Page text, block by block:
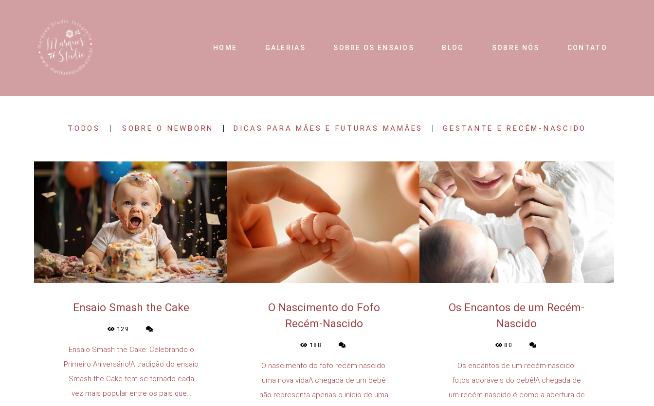
HOME GALERIAS SOBRE OS ENSAIOS BLOG SOBRE NÓS CONTATO
TODOS SOBRE O NEWBORN DICAS PARA MÃES E FUTURAS MAMÃES GESTANTE E RECÉM-NASCIDO
Ensaio Smash the Cake
129
Ensaio Smash the Cake: Celebrando o
Primeiro Aniversário!A tradição do ensaio
Smash the Cake tem se tornado cada
vez mais popular entre os pais que...
O Nascimento do Fofo
Recém-Nascido
188
O nascimento do fofo recém-nascido:
uma nova vidaA chegada de um bebê
não representa apenas o início de uma
Os Encantos de um Recém-
Nascido
80
Os encantos de um recém-nascido:
fotos adoráveis do bebê!A chegada de
um recém-nascido é como a abertura de